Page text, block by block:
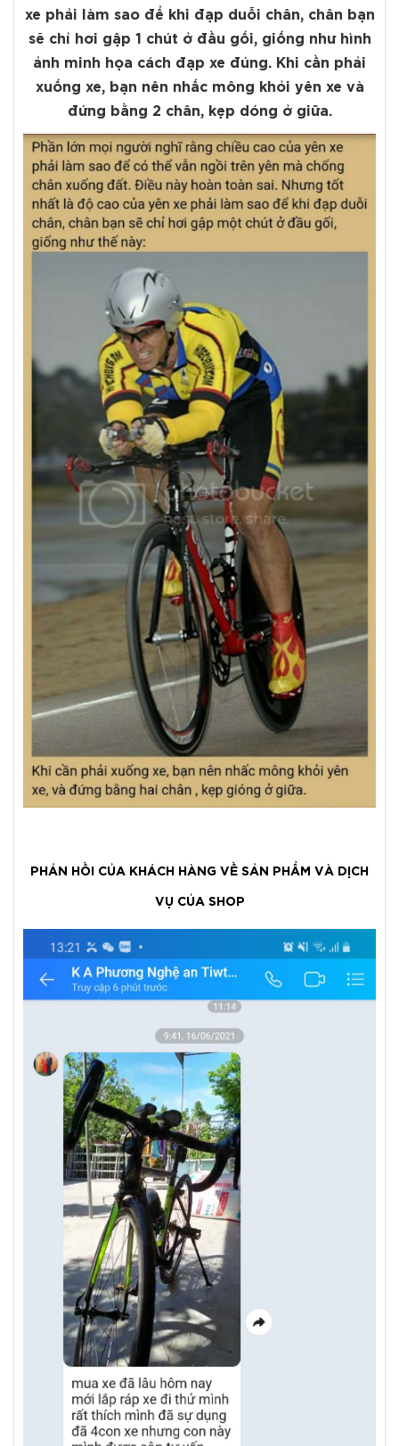
xe phải làm sao để khi đạp duỗi chân, chân bạn
sẽ chỉ hơi gập 1 chút ở đầu gối, giống như hình
ảnh minh họa cách đạp xe đúng. Khi cần phải
xuống xe, bạn nên nhấc mông khỏi yên xe và
đứng bằng 2 chân, kẹp dóng ở giữa.
PHẢN HỒI CỦA KHÁCH HÀNG VỀ SẢN PHẨM VÀ DỊCH
VỤ CỦA SHOP